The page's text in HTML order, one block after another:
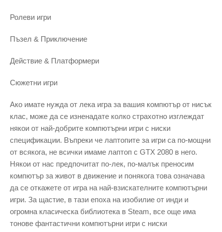
Ролеви игри
Пъзел & Приключение
Действие & Платформери
Сюжетни игри
Ако имате нужда от лека игра за вашия компютър от нисък
клас, може да се изненадате колко страхотно изглеждат
някои от най-добрите компютърни игри с ниски
спецификации. Въпреки че лаптопите за игри са по-мощни
от всякога, не всички имаме лаптоп с GTX 2080 в него.
Някои от нас предпочитат по-лек, по-малък преносим
компютър за живот в движение и понякога това означава
да се откажете от игра на най-взискателните компютърни
игри. За щастие, в тази епоха на изобилие от инди и
огромна класическа библиотека в Steam, все още има
тонове фантастични компютърни игри с ниски